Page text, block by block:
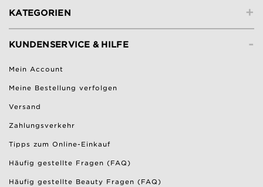
+
KATEGORIEN
-
KUNDENSERVICE & HILFE
Mein Account
Meine Bestellung verfolgen
Versand
Zahlungsverkehr
Tipps zum Online-Einkauf
Häufig gestellte Fragen (FAQ)
Häufig gestellte Beauty Fragen (FAQ)